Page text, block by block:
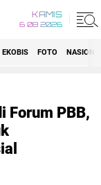
KAMIS
6 08 2026
EKOBIS FOTO
Forum PBB,